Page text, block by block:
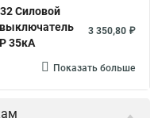
Силовой
35кА
3 350,80 ₽
Показать больше